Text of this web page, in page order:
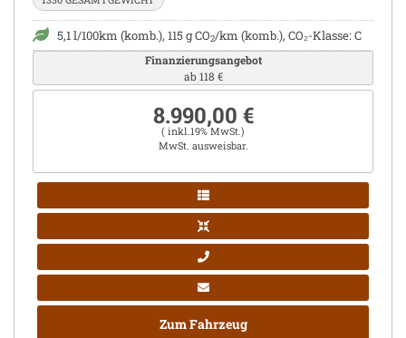
5,1 l/100km (komb.), 115 g CO2/km (komb.), CO₂-Klasse: C
Finanzierungsangebot
ab 118 €
8.990,00 €
( inkl.19% MwSt.)
MwSt. ausweisbar.
Zum Fahrzeug